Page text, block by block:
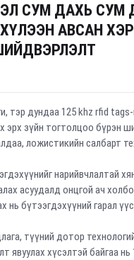
СУМ ДАХЬ СУМ
АВСАН
тэр дундаа 125 khz rfid
зүйн тогтолцоо бүрэн
ложистикийн салбарт
нарийвчлалтай
асуудалд онцгой ач
бүтээгдэхүүний гарал
түүний дотор
явуулах хүсэлтэй байгаа нь